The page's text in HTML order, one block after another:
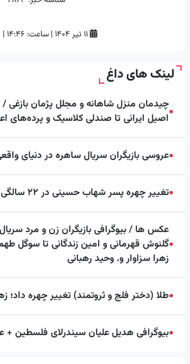
| ساعت: ۱۴:۴۶ |
لینک های داغ
●چیدمان منزل شاهانه و مجلل پژمان بازغی
اصیل ایرانی تا صندلی کلاسیک و پرده‌های
●عروسی بازیگران سریال ساهره در دنیای
●تغییر چهره پسر شهاب حسینی در ۲۲ سالگی
●
عکس ها / بیوگرافی بازیگران زن و مرد
گلنوش قهرمانی و امین زندگانی تا سوگل
زهرا سزاوار و. وحید رهبانی
●طلا (دختر فلج و ثروتمند) تغییر چهره داد؛ زهرا
●بیوگرافی هدیل علیان سیندرلای فلسطین +